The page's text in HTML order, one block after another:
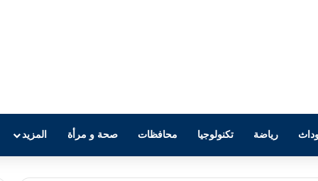
رياضة تكنولوجيا محافظات صحة و مرأة المزيد